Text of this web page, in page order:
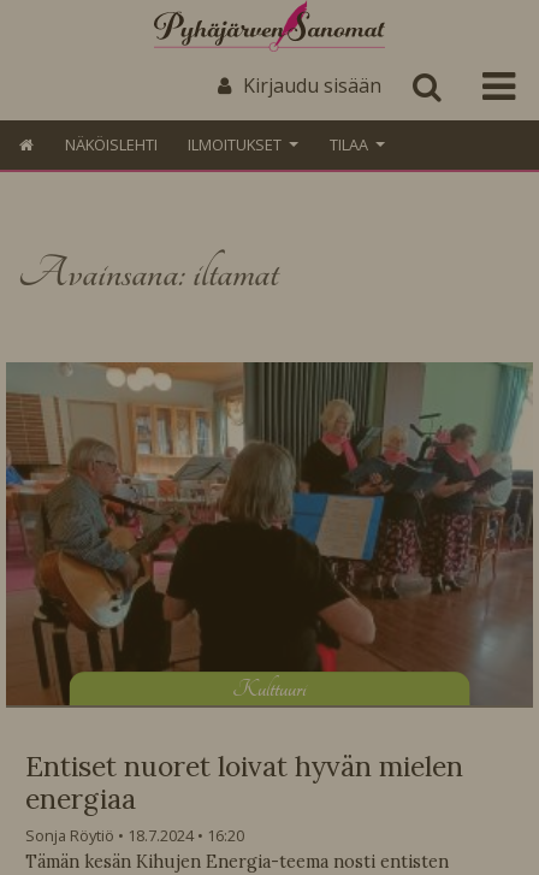
Kirjaudu sisään
NÄKÖISLEHTI ILMOITUKSET TILAA
Avainsana: iltamat
Kulttuuri
Entiset nuoret loivat hyvän mielen
energiaa
Sonja Röytiö 18.7.2024
16:20
Tämän kesän Kihujen Energia-teema nosti entisten